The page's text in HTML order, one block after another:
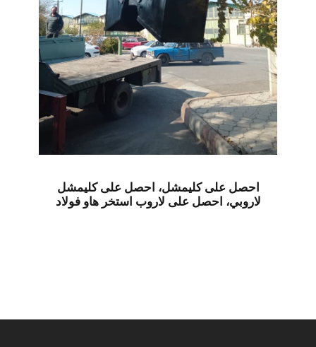
احصل على كليمشل، احصل على كليمشل
لاروبي، احصل على لاروب استخر هاو فولاد